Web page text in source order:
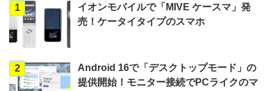
1
イオンモバイルで「MIVE ケースマ」発
売！ケータイタイプのスマホ
2
Android 16で「デスクトップモード」の
提供開始！モニター接続でPCライクのマ